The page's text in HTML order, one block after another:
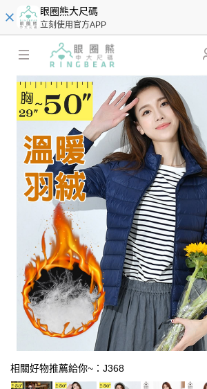
眼圈熊大尺碼
立刻使用官方APP
相關好物推薦給你~：J368